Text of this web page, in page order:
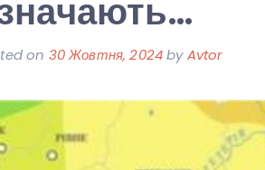
on 30 Жовтня, 2024byAvtor